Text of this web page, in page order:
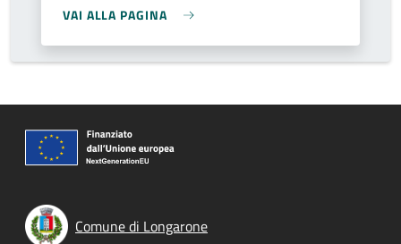
VAI ALLA PAGINA
Comune di Longarone